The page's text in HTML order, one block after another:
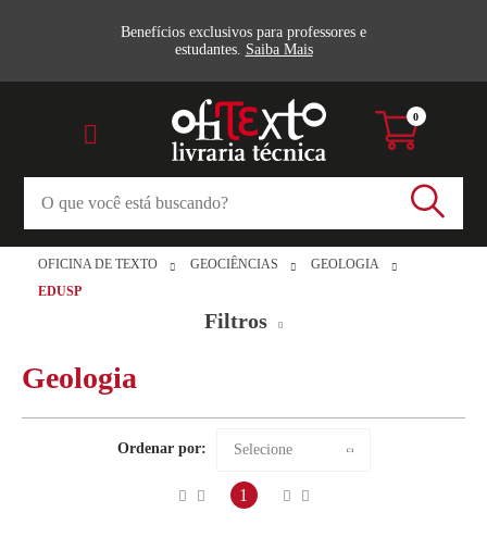
Benefícios exclusivos para professores e
estudantes. Saiba Mais
0
OFICINA DE TEXTO GEOCIÊNCIAS
GEOLOGIA
EDUSP
Filtros
Geologia
Ordenar por: Selecione
Maior preço
1